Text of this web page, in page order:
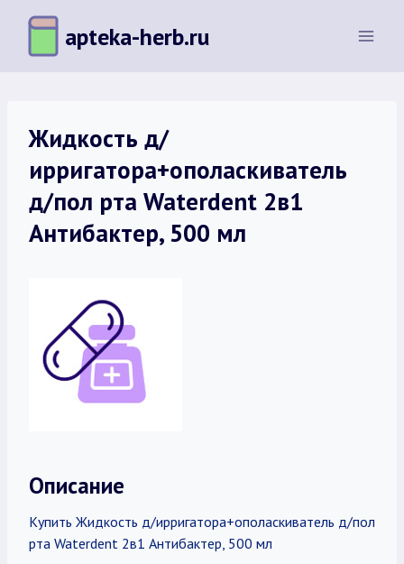
Перейти
содержимому
apteka-herb.ru
Жидкость д/
ирригатора+ополаскиватель
д/пол рта Waterdent 2в1
Антибактер, 500 мл
Описание
Купить Жидкость д/ирригатора+ополаскиватель д/пол
рта Waterdent 2в1 Антибактер, 500 мл